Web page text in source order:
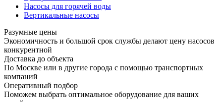
Насосы для горячей воды
Вертикальные насосы
Разумные цены
Экономичность и большой срок службы делают цену насосов
конкурентной
Доставка до объекта
По Москве или в другие города с помощью транспортных
компаний
Оперативный подбор
Поможем выбрать оптимальное оборудование для ваших